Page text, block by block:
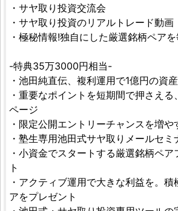
・サヤ取り投資交流会
・サヤ取り投資のリアルトレード動画
・極秘情報!独自にした厳選銘柄ペア
-特典35万3000円相当-
・池田純直伝、複利運用で1億円の資
・重要なポイントを短期間で押さえ
ページ
・限定公開エントリーチャンスを増や
・塾生専用池田式サヤ取りメールセミ
・小資金でスタートする厳選銘柄ペ
ト
・アクティブ運用で大きな利益を。
アをプレゼント